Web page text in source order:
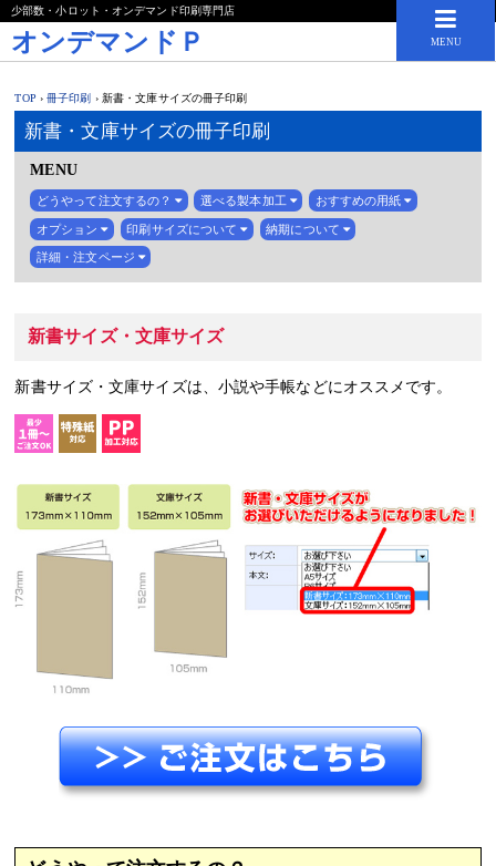
少部数・小ロット・オンデマンド印刷専門店
オンデマンドＰ MENU
TOP ›冊子印刷 › 新書・文庫サイズの冊子印刷
新書・文庫サイズの冊子印刷
MENU
どうやって注文するの？ 選べる製本加工 おすすめの用紙
オプション 印刷サイズについて 納期について
詳細・注文ページ
新書サイズ・文庫サイズ
新書サイズ・文庫サイズは、小説や手帳などにオススメです。